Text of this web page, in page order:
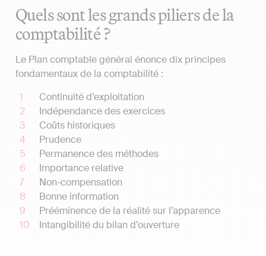
Quels sont les grands piliers de la
comptabilité ?
Le Plan comptable général énonce dix principes
fondamentaux de la comptabilité :
Continuité d’exploitation
Indépendance des exercices
Coûts historiques
Prudence
Permanence des méthodes
Importance relative
Non-compensation
Bonne information
Prééminence de la réalité sur l’apparence
Intangibilité du bilan d’ouverture